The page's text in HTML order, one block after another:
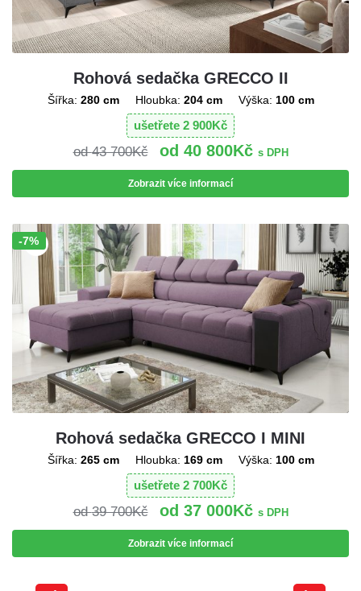
Rohová sedačka GRECCO II
Šířka: 280 cm Hloubka: 204 cm Výška: 100 cm
ušetřete 2 900Kč
43 700Kč 40 800Kč s DPH
Zobrazit více informací
Sleva!
-7%
Rohová sedačka GRECCO I MINI
Šířka: 265 cm Hloubka: 169 cm Výška: 100 cm
ušetřete 2 700Kč
39 700Kč 37 000Kč s DPH
Zobrazit více informací